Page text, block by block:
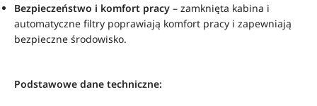
Bezpieczeństwo i komfort pracy – zamknięta kabina i
automatyczne filtry poprawiają komfort pracy i zapewniają
bezpieczne środowisko.
Podstawowe dane techniczne: